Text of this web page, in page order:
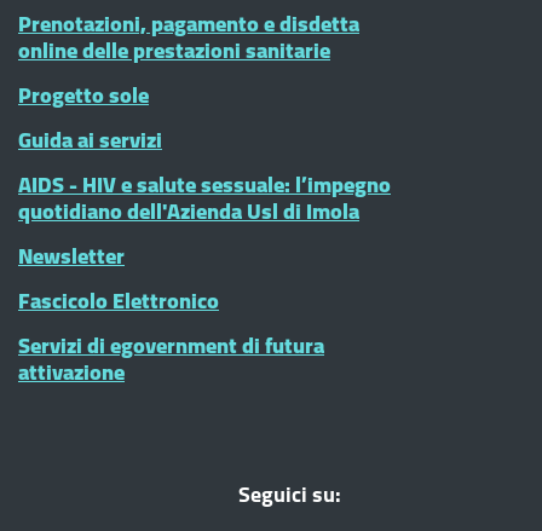
Prenotazioni, pagamento e disdetta
online delle prestazioni sanitarie
Progetto sole
Guida ai servizi
AIDS - HIV e salute sessuale: l’impegno
quotidiano dell'Azienda Usl di Imola
Newsletter
Fascicolo Elettronico
Servizi di egovernment di futura
attivazione
Seguici su: